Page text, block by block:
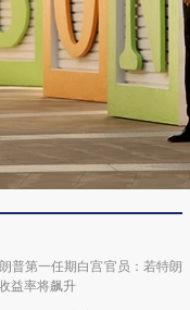
普第一任期白宫官员：若特朗
益率将飙升